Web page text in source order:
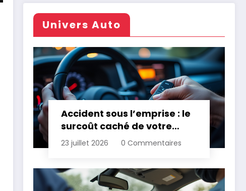
Univers Auto
Accident sous l’emprise : le
surcoût caché de votre
assurance
23 juillet 2026 0 Commentaires